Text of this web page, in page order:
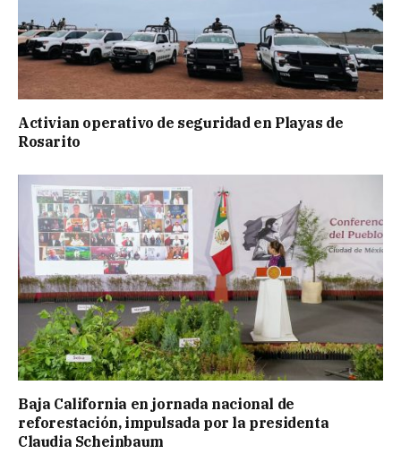
Activian operativo de seguridad en Playas de
Rosarito
Baja California en jornada nacional de
reforestación, impulsada por la presidenta
Claudia Scheinbaum